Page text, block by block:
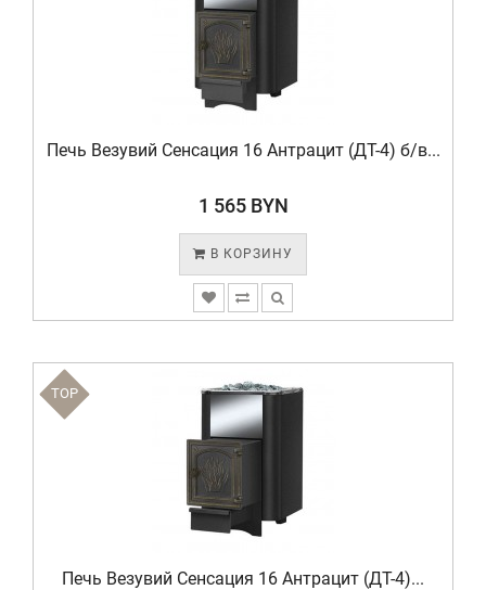
Печь Везувий Сенсация 16 Антрацит (ДТ-4) б/в...
1 565 BYN
В КОРЗИНУ
TOP
Печь Везувий Сенсация 16 Антрацит (ДТ-4)...